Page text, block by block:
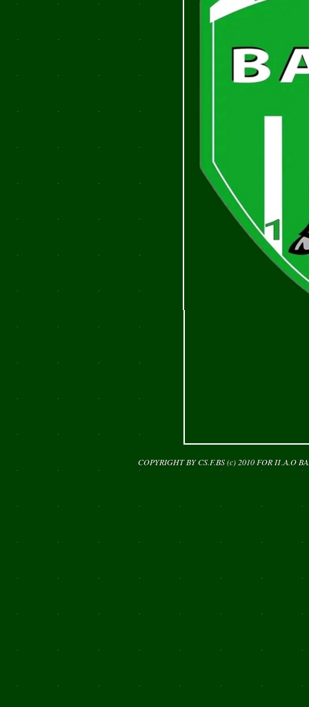
COPYRIGHT BY CS.F.BS (c) 2010 FOR Π.Α.Ο